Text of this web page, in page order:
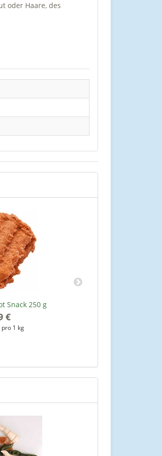
oder Haare, des
Snack 250 g
€
pro 1 kg